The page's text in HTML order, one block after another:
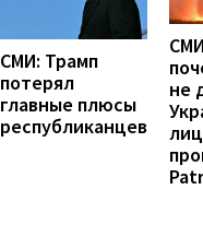
СМИ: Трамп
потерял
главные плюсы
республиканцев
не